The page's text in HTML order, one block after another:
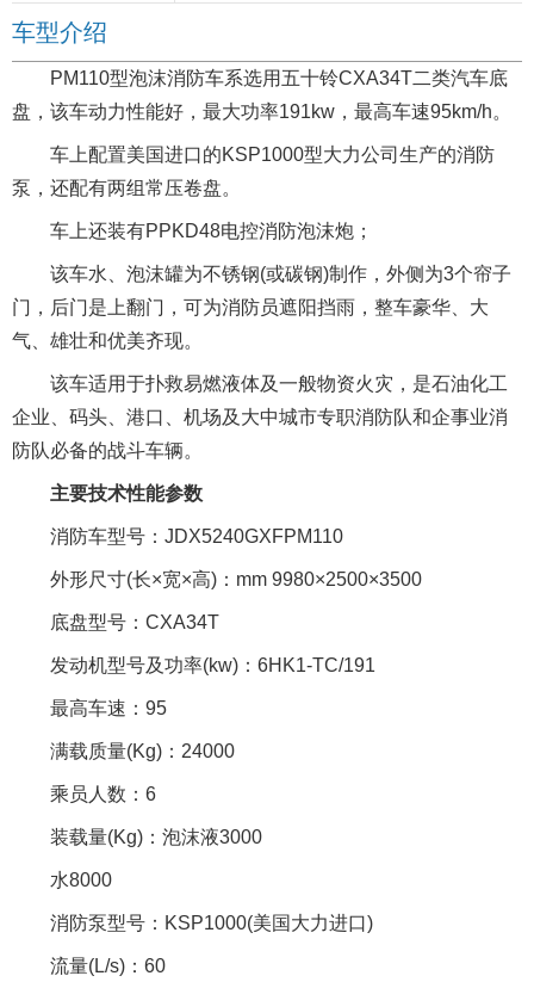
车型介绍
PM110型泡沫消防车系选用五十铃CXA34T二类汽车底
盘，该车动力性能好，最大功率191kw，最高车速95km/h。
车上配置美国进口的KSP1000型大力公司生产的消防
泵，还配有两组常压卷盘。
车上还装有PPKD48电控消防泡沫炮；
该车水、泡沫罐为不锈钢(或碳钢)制作，外侧为3个帘子
门，后门是上翻门，可为消防员遮阳挡雨，整车豪华、大
气、雄壮和优美齐现。
该车适用于扑救易燃液体及一般物资火灾，是石油化工
企业、码头、港口、机场及大中城市专职消防队和企事业消
防队必备的战斗车辆。
主要技术性能参数
消防车型号：JDX5240GXFPM110
外形尺寸(长×宽×高)：mm 9980×2500×3500
底盘型号：CXA34T
发动机型号及功率(kw)：6HK1-TC/191
最高车速：95
满载质量(Kg)：24000
乘员人数：6
装载量(Kg)：泡沫液3000
水8000
消防泵型号：KSP1000(美国大力进口)
流量(L/s)：60